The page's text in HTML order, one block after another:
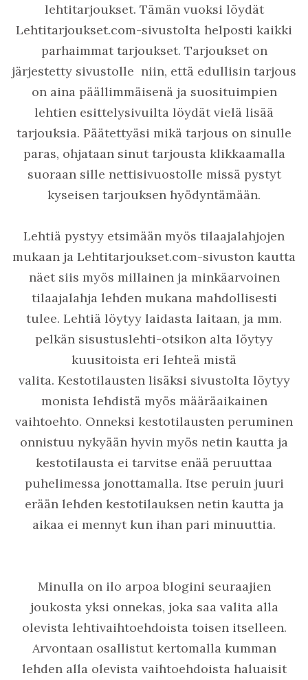
lehtitarjoukset. Tämän vuoksi löydät
Lehtitarjoukset.com-sivustolta helposti kaikki
parhaimmat tarjoukset. Tarjoukset on
järjestetty sivustolle niin, että edullisin tarjous
on aina päällimmäisenä ja suosituimpien
lehtien esittelysivuilta löydät vielä lisää
tarjouksia. Päätettyäsi mikä tarjous on sinulle
paras, ohjataan sinut tarjousta klikkaamalla
suoraan sille nettisivuostolle missä pystyt
kyseisen tarjouksen hyödyntämään.
Lehtiä pystyy etsimään myös tilaajalahjojen
mukaan ja Lehtitarjoukset.com-sivuston kautta
näet siis myös millainen ja minkäarvoinen
tilaajalahja lehden mukana mahdollisesti
tulee. Lehtiä löytyy laidasta laitaan, ja mm.
pelkän sisustuslehti-otsikon alta löytyy
kuusitoista eri lehteä mistä
valita. Kestotilausten lisäksi sivustolta löytyy
monista lehdistä myös määräaikainen
vaihtoehto. Onneksi kestotilausten peruminen
onnistuu nykyään hyvin myös netin kautta ja
kestotilausta ei tarvitse enää peruuttaa
puhelimessa jonottamalla. Itse peruin juuri
erään lehden kestotilauksen netin kautta ja
aikaa ei mennyt kun ihan pari minuuttia.
Minulla on ilo arpoa blogini seuraajien
joukosta yksi onnekas, joka saa valita alla
olevista lehtivaihtoehdoista toisen itselleen.
Arvontaan osallistut kertomalla kumman
lehden alla olevista vaihtoehdoista haluaisit